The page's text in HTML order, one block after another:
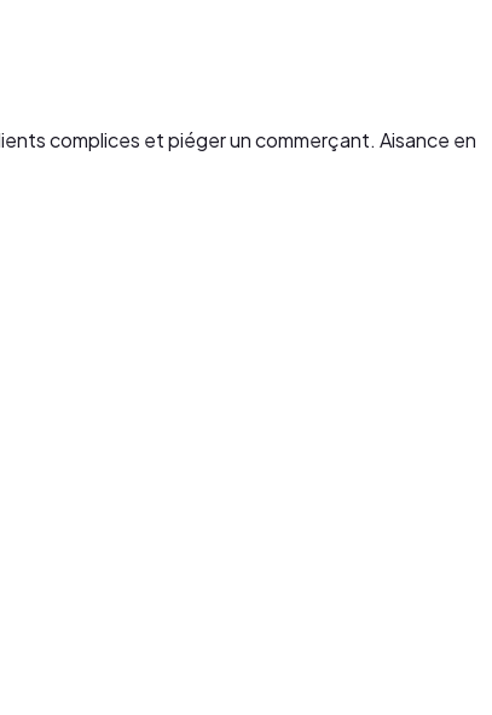
complices et piéger un commerçant. Aisance en